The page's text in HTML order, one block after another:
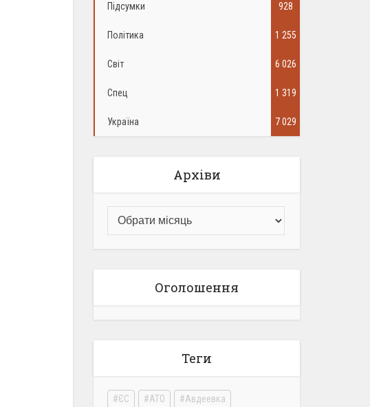
Підсумки 928
Політика 1 255
Світ 6 026
Спец 1 319
Україна 7 029
Архіви
Оголошення
Теги
ЄС АТО
Авдеевка